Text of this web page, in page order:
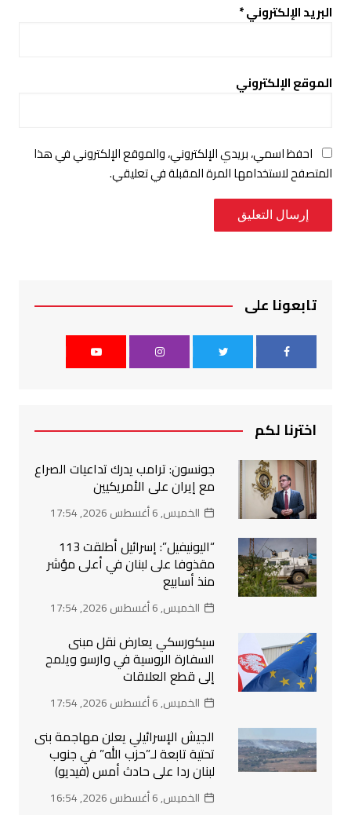
البريد الإلكتروني*
الموقع الإلكتروني
احفظ اسمي، بريدي الإلكتروني، والموقع الإلكتروني في هذا
المتصفح لاستخدامها المرة المقبلة في تعليقي.
تابعونا على
اخترنا لكم
جونسون: ترامب يدرك تداعيات الصراع
مع إيران على الأمريكيين
الخميس, 6 أغسطس 2026, 17:54
“اليونيفيل”: إسرائيل أطلقت 113
مقذوفا على لبنان في أعلى مؤشر
منذ أسابيع
الخميس, 6 أغسطس 2026, 17:54
سيكورسكي يعارض نقل مبنى
السفارة الروسية في وارسو ويلمح
إلى قطع العلاقات
الخميس, 6 أغسطس 2026, 17:54
الجيش الإسرائيلي يعلن مهاجمة بنى
تحتية تابعة لـ”حزب الله” في جنوب
لبنان ردا على حادث أمس (فيديو)
الخميس, 6 أغسطس 2026, 16:54